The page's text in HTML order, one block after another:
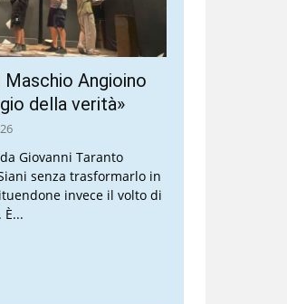
Maschio Angioino
della verità»
Giovanni Taranto
senza trasformarlo in
invece il volto di
È...